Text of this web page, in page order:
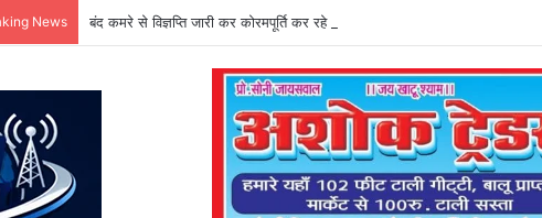
News बंद कमरे से विज्ञप्ति जारी कर कोरमपूर्ति कर रहे डीएओ, किसानों को लूट रहे निजी दुकानदार